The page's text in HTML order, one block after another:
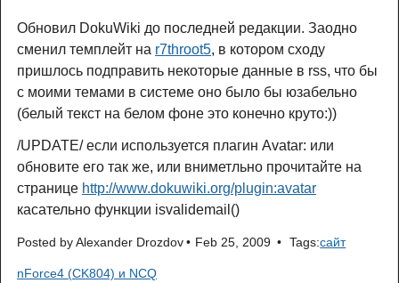
Обновил DokuWiki до последней редакции. Заодно
сменил темплейт на r7throot5, в котором сходу
пришлось подправить некоторые данные в rss, что бы
с моими темами в системе оно было бы юзабельно
(белый текст на белом фоне это конечно круто:))
/UPDATE/ если используется плагин Avatar: или
обновите его так же, или вниметльно прочитайте на
странице http://www.dokuwiki.org/plugin:avatar
касательно функции isvalidemail()
Posted by Alexander Drozdov Feb 25, 2009 Tags:сайт
nForce4 (CK804) и NCQ